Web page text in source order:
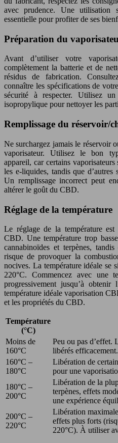
avec prudence. Une utilisation
essentielle pour profiter de ses
Préparation du
Avant d’utiliser votre
complètement la batterie et de
résidus de fabrication.
connaître les spécifications de
sécurité à respecter. Utilisez
isopropylique pour nettoyer les
Remplissage du réservoir/
Ne surchargez jamais le réservoir
vaporisateur. Utilisez le bon
appareil, car certains
les e-liquides, tandis que d’autres
Un remplissage incorrect peut
altérer le goût du CBD.
Réglage de la température
Le réglage de la température
CBD. Une température trop
cannabinoïdes et terpènes,
risque de provoquer la
nocives. La température idéale se
220°C. Commencez avec une
progressivement jusqu’à
température idéale vaporisation
et les propriétés du CBD.
Température
(°C)
Moins de
160°C
Peu ou pas d’effet.
libérés efficacement.
160°C –
180°C
Libération de
pour une
180°C –
200°C
Libération de la
terpènes, effets
une expérience
200°C –
220°C
Libération
effets plus forts
220°C). À utiliser